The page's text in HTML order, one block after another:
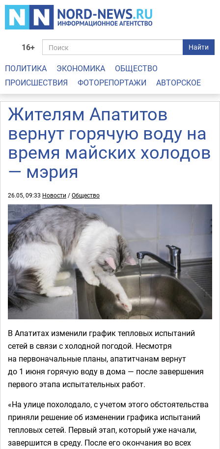
16+ Найти
ПОЛИТИКА ЭКОНОМИКА
ОБЩЕСТВО
ПРОИСШЕСТВИЯ
ФОТОРЕПОРТАЖИ АВТОРСКОЕ
Жителям Апатитов
вернут горячую воду на
время майских холодов
— мэрия
26.05, 09:33 Новости /Общество
В Апатитах изменили график тепловых испытаний
сетей в связи с холодной погодой. Несмотря
на первоначальные планы, апатитчанам вернут
до 1 июня горячую воду в дома — после завершения
первого этапа испытательных работ.
«На улице похолодало, с учетом этого обстоятельства
приняли решение об изменении графика испытаний
тепловых сетей. Первый этап, который уже начали,
завершится в среду. После его окончания во всех